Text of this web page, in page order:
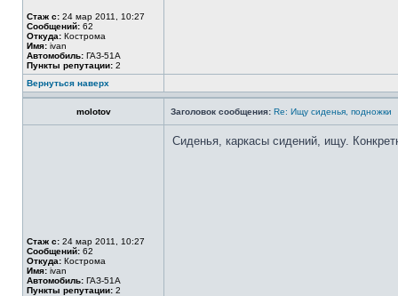
Стаж с: 24 мар 2011, 10:27
Сообщений: 62
Откуда: Кострома
Имя: ivan
Автомобиль: ГАЗ-51А
Пункты репутации: 2
Вернуться наверх
molotov Заголовок сообщения: Re: Ищу сиденья, подножки
Стаж с: 24 мар 2011, 10:27
Сообщений: 62
Откуда: Кострома
Имя: ivan
Автомобиль: ГАЗ-51А
Пункты репутации: 2
Сиденья, каркасы сидений, ищу.